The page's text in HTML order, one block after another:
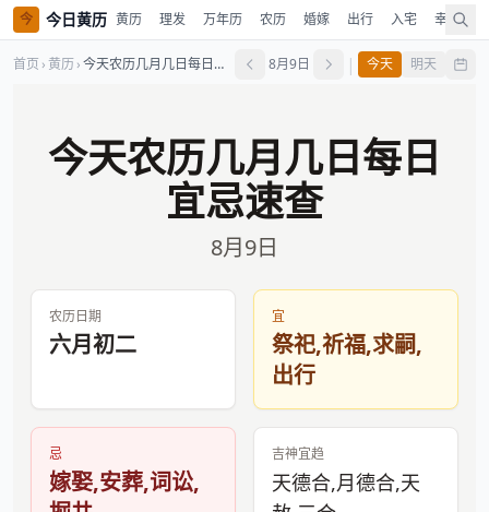
今 今日黄历 黄历 理发 万年历 农历 婚嫁 出行 入宅 幸运色
首页 ›黄历› 今天农历几月几日每日宜忌速查 8月9日 | 今天 明天
今天农历几月几日每日
宜忌速查
8月9日
农历日期
六月初二
宜
祭祀,祈福,求嗣,
出行
忌
嫁娶,安葬,词讼,
吉神宜趋
天德合,月德合,天